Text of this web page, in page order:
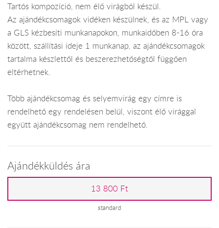
Tartós kompozíció, nem élő virágból készül.
Az ajándékcsomagok vidéken készülnek, és az MPL vagy
a GLS kézbesíti munkanapokon, munkaidőben 8-16 óra
között, szállítási ideje 1 munkanap, az ajándékcsomagok
tartalma készlettől és beszerezhetőségtől függően
eltérhetnek.
Több ajándékcsomag és selyemvirág egy címre is
rendelhető egy rendelésen belül, viszont élő virággal
együtt ajándékcsomag nem rendelhető.
Ajándékküldés ára
13 800 Ft
standard